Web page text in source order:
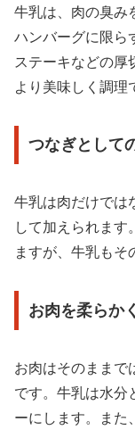
牛乳は、肉の臭み
ハンバーグに限ら
ステーキなどの厚
より美味しく調理
つなぎとして
牛乳は肉だけでは
して加えられます
ますが、牛乳もそ
お肉を柔らか
お肉はそのままで
です。牛乳は水分
ーにします。また